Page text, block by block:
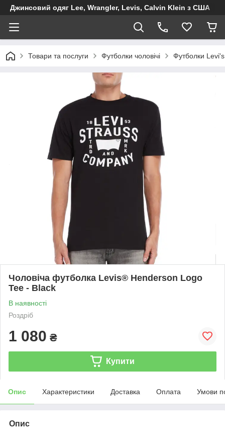
Джинсовий одяг Lee, Wrangler, Levis, Calvin Klein з США
Товари та послуги Футболки чоловічі Футболки Levi's
Чоловіча футболка Levis® Henderson Logo
Tee - Black
В наявності
Роздріб
1 080 ₴
Купити
Опис Характеристики Доставка Оплата Умови
Опис